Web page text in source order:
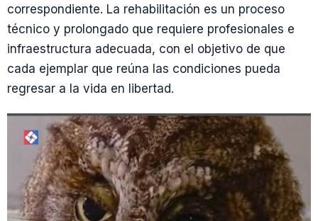
correspondiente. La rehabilitación es un proceso
técnico y prolongado que requiere profesionales e
infraestructura adecuada, con el objetivo de que
cada ejemplar que reúna las condiciones pueda
regresar a la vida en libertad.